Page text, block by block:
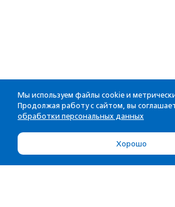
Мы используем файлы cookie и
Продолжая работу с сайтом, вы
обработки персональных данных
Хорошо